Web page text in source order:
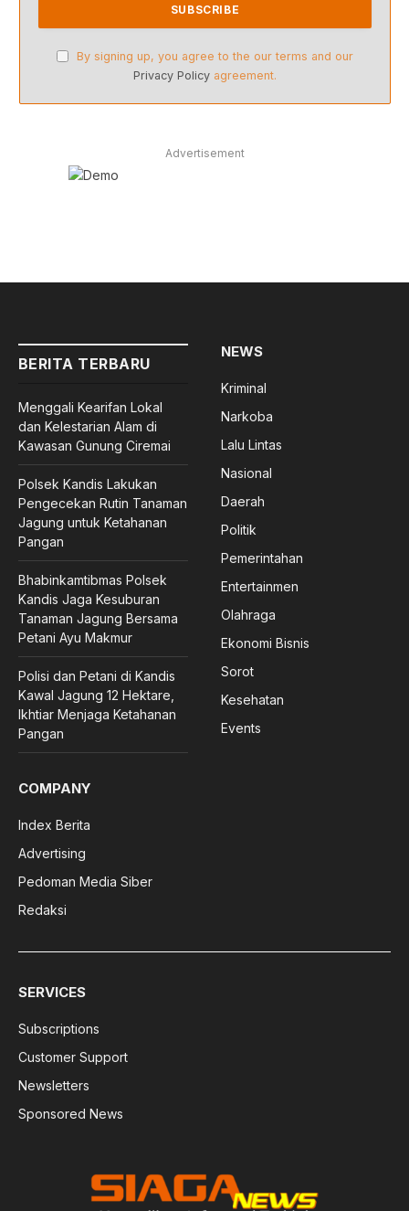
By signing up, you agree to the our terms and our
Privacy Policy agreement.
Advertisement
BERITA TERBARU
Menggali Kearifan Lokal
dan Kelestarian Alam di
Kawasan Gunung Ciremai
Polsek Kandis Lakukan
Pengecekan Rutin Tanaman
Jagung untuk Ketahanan
Pangan
Bhabinkamtibmas Polsek
Kandis Jaga Kesuburan
Tanaman Jagung Bersama
Petani Ayu Makmur
Polisi dan Petani di Kandis
Kawal Jagung 12 Hektare,
Ikhtiar Menjaga Ketahanan
Pangan
NEWS
Kriminal
Narkoba
Lalu Lintas
Nasional
Daerah
Politik
Pemerintahan
Entertainmen
Olahraga
Ekonomi Bisnis
Sorot
Kesehatan
Events
COMPANY
Index Berita
Advertising
Pedoman Media Siber
Redaksi
SERVICES
Subscriptions
Customer Support
Newsletters
Sponsored News